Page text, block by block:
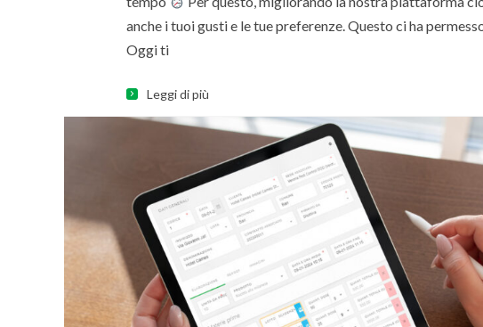
anche i tuoi gusti e le tue preferenze. Questo ci ha
Oggi ti
Leggi di più